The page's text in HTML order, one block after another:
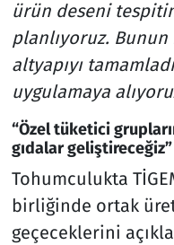
ürün deseni
planlıyoruz.
altyapıyı
uygulamaya
“Özel tüketici
gıdalar geliştireceğiz”
Tohumculukta
birliğinde ortak
geçeceklerini